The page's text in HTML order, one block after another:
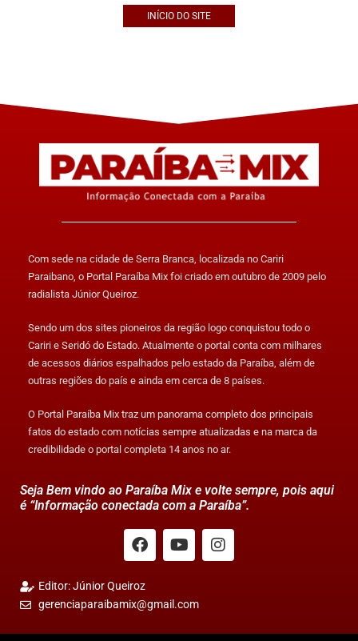
INÍCIO DO SITE
Com sede na cidade de Serra Branca, localizada no Cariri
Paraibano, o Portal Paraíba Mix foi criado em outubro de 2009 pelo
radialista Júnior Queiroz.
Sendo um dos sites pioneiros da região logo conquistou todo o
Cariri e Seridó do Estado. Atualmente o portal conta com milhares
de acessos diários espalhados pelo estado da Paraíba, além de
outras regiões do país e ainda em cerca de 8 países.
O Portal Paraíba Mix traz um panorama completo dos principais
fatos do estado com notícias sempre atualizadas e na marca da
credibilidade o portal completa 14 anos no ar.
Seja Bem vindo ao Paraíba Mix e volte sempre, pois aqui
é “Informação conectada com a Paraíba”.
Editor: Júnior Queiroz
gerenciaparaibamix@gmail.com